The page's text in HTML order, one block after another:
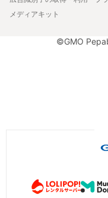
メディアキット
©GMO